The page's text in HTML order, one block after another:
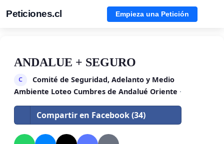
Peticiones.cl Empieza una Petición
ANDALUE + SEGURO
C
Comité de Seguridad, Adelanto y Medio
Ambiente Loteo Cumbres de Andalué Oriente ·
Compartir en Facebook (34)